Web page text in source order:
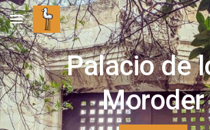
Skip to main content
Palacio de
Moroder